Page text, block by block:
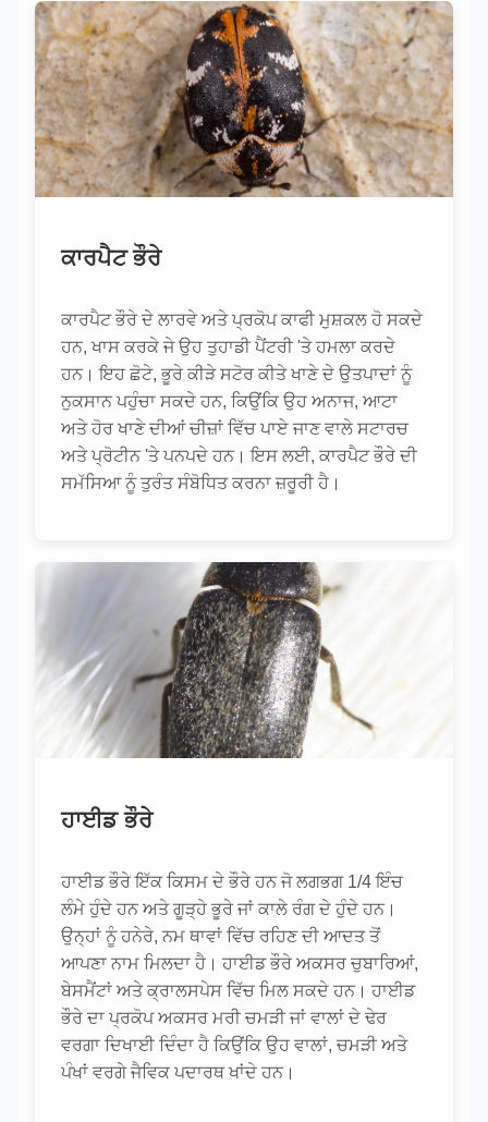
ਕਾਰਪੈਟ ਭੌਰੇ
ਕਾਰਪੈਟ ਭੌਰੇ ਦੇ ਲਾਰਵੇ ਅਤੇ ਪ੍ਰਕੋਪ ਕਾਫੀ ਮੁਸ਼ਕਲ ਹੋ ਸਕਦੇ
ਹਨ, ਖਾਸ ਕਰਕੇ ਜੇ ਉਹ ਤੁਹਾਡੀ ਪੈਂਟਰੀ 'ਤੇ ਹਮਲਾ ਕਰਦੇ
ਹਨ। ਇਹ ਛੋਟੇ, ਭੂਰੇ ਕੀੜੇ ਸਟੋਰ ਕੀਤੇ ਖਾਣੇ ਦੇ ਉਤਪਾਦਾਂ ਨੂੰ
ਨੁਕਸਾਨ ਪਹੁੰਚਾ ਸਕਦੇ ਹਨ, ਕਿਉਂਕਿ ਉਹ ਅਨਾਜ, ਆਟਾ
ਅਤੇ ਹੋਰ ਖਾਣੇ ਦੀਆਂ ਚੀਜ਼ਾਂ ਵਿੱਚ ਪਾਏ ਜਾਣ ਵਾਲੇ ਸਟਾਰਚ
ਅਤੇ ਪ੍ਰੋਟੀਨ 'ਤੇ ਪਨਪਦੇ ਹਨ। ਇਸ ਲਈ, ਕਾਰਪੈਟ ਭੌਰੇ ਦੀ
ਸਮੱਸਿਆ ਨੂੰ ਤੁਰੰਤ ਸੰਬੋਧਿਤ ਕਰਨਾ ਜ਼ਰੂਰੀ ਹੈ।
ਹਾਈਡ ਭੌਰੇ
ਹਾਈਡ ਭੌਰੇ ਇੱਕ ਕਿਸਮ ਦੇ ਭੌਰੇ ਹਨ ਜੋ ਲਗਭਗ 1/4 ਇੰਚ
ਲੰਮੇ ਹੁੰਦੇ ਹਨ ਅਤੇ ਗੂੜ੍ਹੇ ਭੂਰੇ ਜਾਂ ਕਾਲੇ ਰੰਗ ਦੇ ਹੁੰਦੇ ਹਨ।
ਉਨ੍ਹਾਂ ਨੂੰ ਹਨੇਰੇ, ਨਮ ਥਾਵਾਂ ਵਿੱਚ ਰਹਿਣ ਦੀ ਆਦਤ ਤੋਂ
ਆਪਣਾ ਨਾਮ ਮਿਲਦਾ ਹੈ। ਹਾਈਡ ਭੌਰੇ ਅਕਸਰ ਚੁਬਾਰਿਆਂ,
ਬੇਸਮੈਂਟਾਂ ਅਤੇ ਕ੍ਰਾਲਸਪੇਸ ਵਿੱਚ ਮਿਲ ਸਕਦੇ ਹਨ। ਹਾਈਡ
ਭੌਰੇ ਦਾ ਪ੍ਰਕੋਪ ਅਕਸਰ ਮਰੀ ਚਮੜੀ ਜਾਂ ਵਾਲਾਂ ਦੇ ਢੇਰ
ਵਰਗਾ ਦਿਖਾਈ ਦਿੰਦਾ ਹੈ ਕਿਉਂਕਿ ਉਹ ਵਾਲਾਂ, ਚਮੜੀ ਅਤੇ
ਪੰਖਾਂ ਵਰਗੇ ਜੈਵਿਕ ਪਦਾਰਥ ਖਾਂਦੇ ਹਨ।